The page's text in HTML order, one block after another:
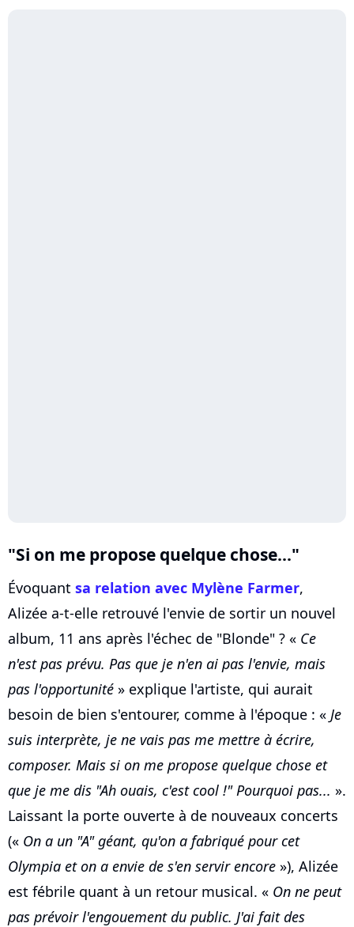
"Si on me propose quelque chose..."
Évoquant sa relation avec Mylène Farmer,
Alizée a-t-elle retrouvé l'envie de sortir un nouvel
album, 11 ans après l'échec de "Blonde" ? « Ce
n'est pas prévu. Pas que je n'en ai pas l'envie, mais
pas l'opportunité » explique l'artiste, qui aurait
besoin de bien s'entourer, comme à l'époque : « Je
suis interprète, je ne vais pas me mettre à écrire,
composer. Mais si on me propose quelque chose et
que je me dis "Ah ouais, c'est cool !" Pourquoi pas... ».
Laissant la porte ouverte à de nouveaux concerts
(« On a un "A" géant, qu'on a fabriqué pour cet
Olympia et on a envie de s'en servir encore »), Alizée
est fébrile quant à un retour musical. « On ne peut
pas prévoir l'engouement du public. J'ai fait des